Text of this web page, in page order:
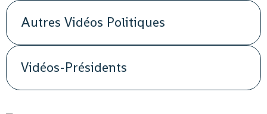
Autres Vidéos Politiques
Vidéos-Présidents